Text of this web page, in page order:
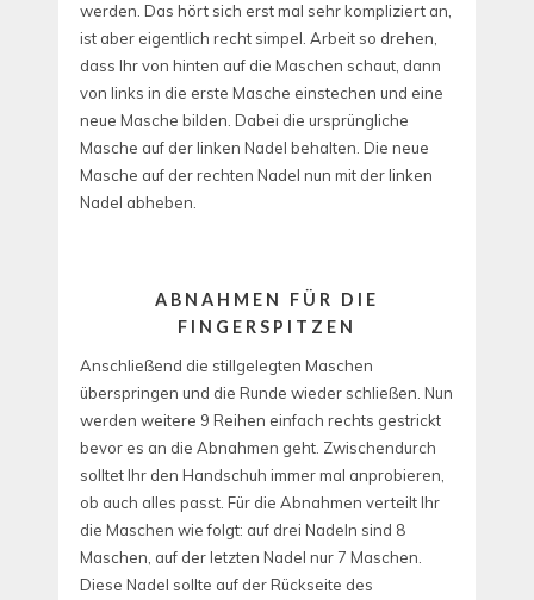
werden. Das hört sich erst mal sehr kompliziert an,
ist aber eigentlich recht simpel. Arbeit so drehen,
dass Ihr von hinten auf die Maschen schaut, dann
von links in die erste Masche einstechen und eine
neue Masche bilden. Dabei die ursprüngliche
Masche auf der linken Nadel behalten. Die neue
Masche auf der rechten Nadel nun mit der linken
Nadel abheben.
ABNAHMEN FÜR DIE
FINGERSPITZEN
Anschließend die stillgelegten Maschen
überspringen und die Runde wieder schließen. Nun
werden weitere 9 Reihen einfach rechts gestrickt
bevor es an die Abnahmen geht. Zwischendurch
solltet Ihr den Handschuh immer mal anprobieren,
ob auch alles passt. Für die Abnahmen verteilt Ihr
die Maschen wie folgt: auf drei Nadeln sind 8
Maschen, auf der letzten Nadel nur 7 Maschen.
Diese Nadel sollte auf der Rückseite des